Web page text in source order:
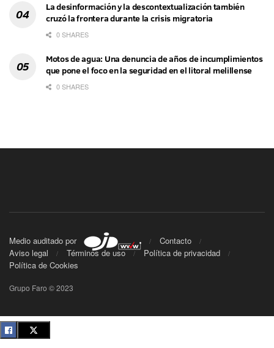
La desinformación y la descontextualización también
cruzó la frontera durante la crisis migratoria
0 SHARES
Motos de agua: Una denuncia de años de incumplimientos
que pone el foco en la seguridad en el litoral melillense
0 SHARES
Medio auditado por
Contacto
Aviso legal
Términos de uso
Política de privacidad
Política de Cookies
Grupo Faro © 2023